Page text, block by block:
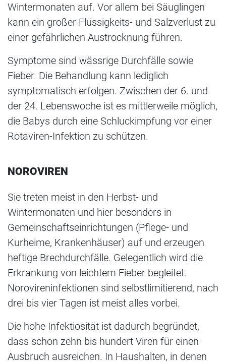
Wintermonaten auf. Vor allem bei Säuglingen
kann ein großer Flüssigkeits- und Salzverlust zu
einer gefährlichen Austrocknung führen.
Symptome sind wässrige Durchfälle sowie
Fieber. Die Behandlung kann lediglich
symptomatisch erfolgen. Zwischen der 6. und
der 24. Lebenswoche ist es mittlerweile möglich,
die Babys durch eine Schluckimpfung vor einer
Rotaviren-Infektion zu schützen.
NOROVIREN
Sie treten meist in den Herbst- und
Wintermonaten und hier besonders in
Gemeinschaftseinrichtungen (Pflege- und
Kurheime, Krankenhäuser) auf und erzeugen
heftige Brechdurchfälle. Gelegentlich wird die
Erkrankung von leichtem Fieber begleitet.
Norovireninfektionen sind selbstlimitierend, nach
drei bis vier Tagen ist meist alles vorbei.
Die hohe Infektiosität ist dadurch begründet,
dass schon zehn bis hundert Viren für einen
Ausbruch ausreichen. In Haushalten, in denen